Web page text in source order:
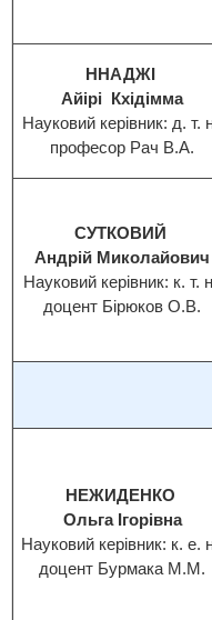
ННАДЖІ
Айірі Кхідімма
Науковий керівник: д. т.
професор Рач В.А.
СУТКОВИЙ
Андрій Миколайович
Науковий керівник: к. т.
доцент Бірюков О.В.
НЕЖИДЕНКО
Ольга Ігорівна
Науковий керівник: к. е.
доцент Бурмака М.М.